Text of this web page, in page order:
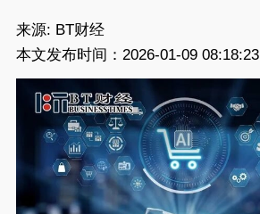
来源: BT财经
本文发布时间：2026-01-09 08:18:23